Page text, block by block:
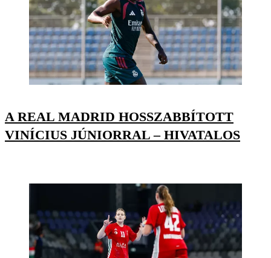
A REAL MADRID HOSSZABBÍTOTT
VINÍCIUS JÚNIORRAL – HIVATALOS